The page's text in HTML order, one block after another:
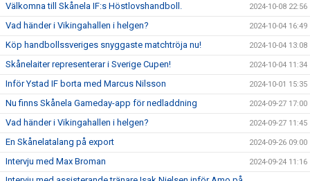
Välkomna till Skånela IF:s Höstlovshandboll. 2024-10-08 22:56
Vad händer i Vikingahallen i helgen? 2024-10-04 16:49
Köp handbollssveriges snyggaste matchtröja nu! 2024-10-04 13:08
Skånelaiter representerar i Sverige Cupen! 2024-10-04 11:34
Inför Ystad IF borta med Marcus Nilsson 2024-10-01 15:35
Nu finns Skånela Gameday-app för nedladdning 2024-09-27 17:00
Vad händer i Vikingahallen i helgen? 2024-09-27 11:45
En Skånelatalang på export 2024-09-26 09:00
Intervju med Max Broman 2024-09-24 11:16